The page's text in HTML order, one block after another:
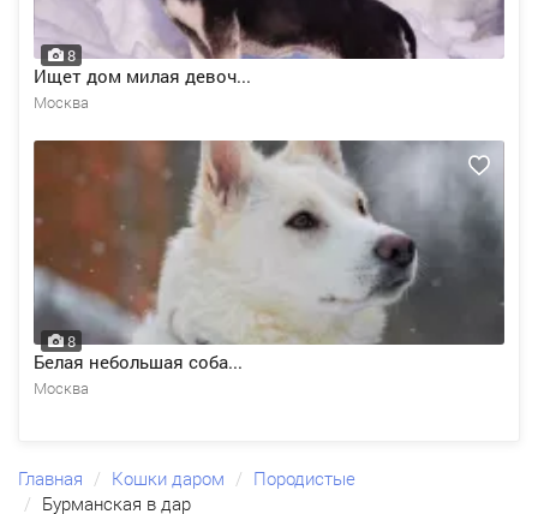
Главная Кошки даром
Породистые
Бурманская в дар
Ищет дом милая девоч...
8
Москва
Белая небольшая соба...
8
Москва